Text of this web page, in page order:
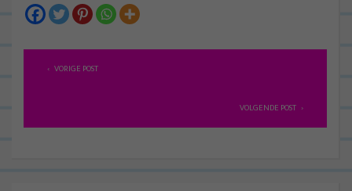
B
i
VORIGE POST
VOLGENDE POST